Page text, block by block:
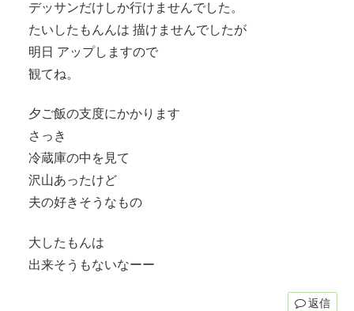
デッサンだけしか行けませんでした。
たいしたもんんは 描けませんでしたが
明日 アップしますので
観てね。
夕ご飯の支度にかかります
さっき
冷蔵庫の中を見て
沢山あったけど
夫の好きそうなもの
大したもんは
出来そうもないなーー
返信